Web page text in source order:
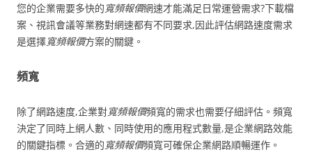
您的企業需要多快的 寬頻報價網速才能滿足日常運營需求?下載檔
案、視訊會議等業務對網速都有不同要求,因此評估網路速度需求
是選擇寬頻報價方案的關鍵。
頻寬
除了網路速度,企業對寬頻報價頻寬的需求也需要仔細評估。頻寬
決定了同時上網人數、同時使用的應用程式數量,是企業網路效能
的關鍵指標。合適的 寬頻報價頻寬可確保企業網路順暢運作。